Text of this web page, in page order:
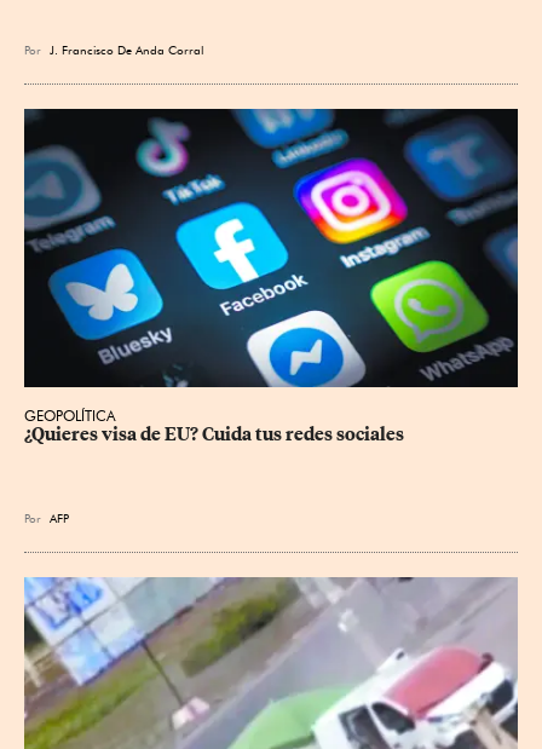
Por J. Francisco De Anda Corral
GEOPOLÍTICA
¿Quieres visa de EU? Cuida tus redes sociales
Por AFP